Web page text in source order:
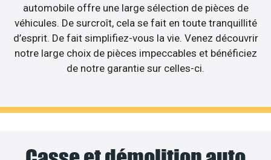
automobile offre une large sélection de pièces de
véhicules. De surcroît, cela se fait en toute tranquillité
d’esprit. De fait simplifiez-vous la vie. Venez découvrir
notre large choix de pièces impeccables et bénéficiez
de notre garantie sur celles-ci.